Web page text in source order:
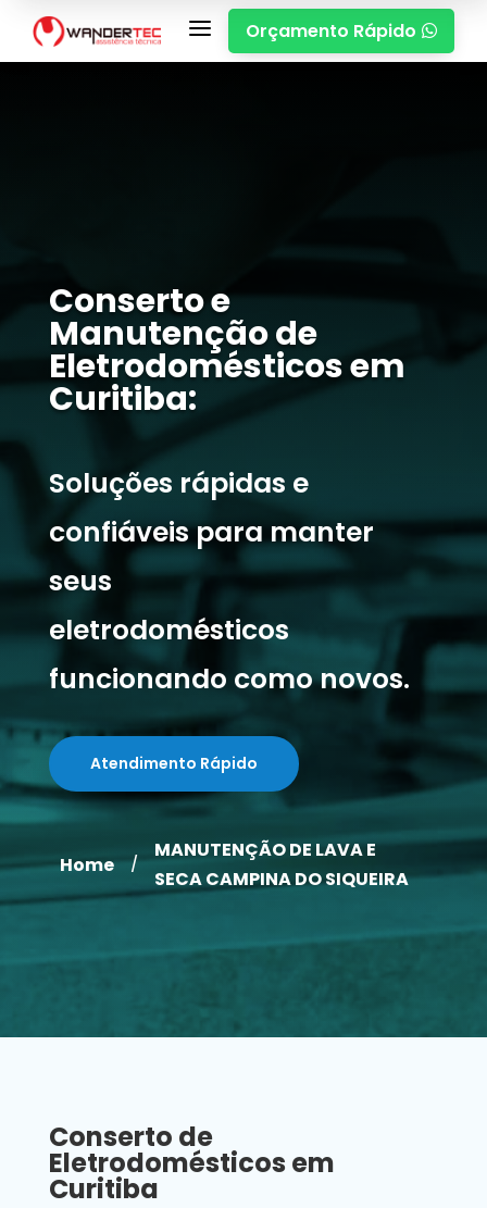
a Orçamento Rápido 
Conserto e
Manutenção de
Eletrodomésticos em
Curitiba:
Soluções rápidas e
confiáveis para manter
seus
eletrodomésticos
funcionando como novos.
Atendimento Rápido
Home /
MANUTENÇÃO DE LAVA E
SECA CAMPINA DO SIQUEIRA
Conserto de
Eletrodomésticos em
Curitiba